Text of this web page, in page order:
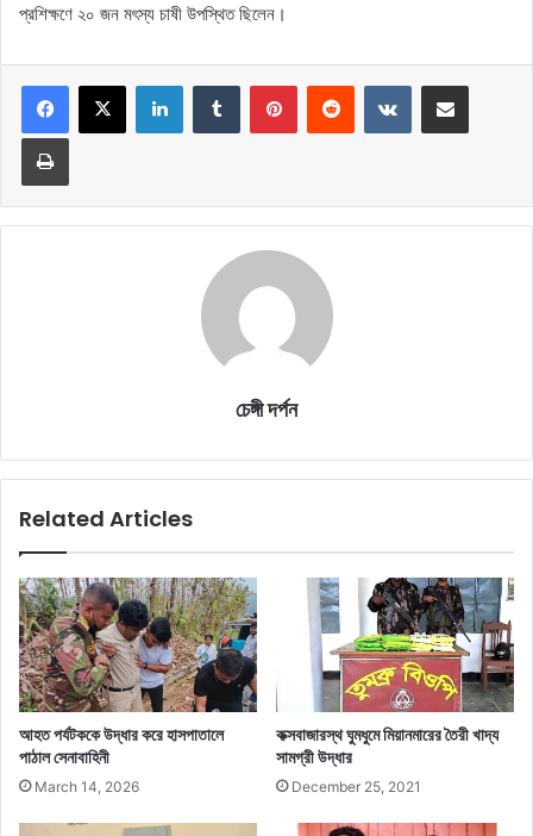
প্রশিক্ষণে ২০ জন মৎস্য চাষী উপস্থিত ছিলেন।
LinkedInTumblr PinterestReddit VKontakteShare via Email
Print
চেঙ্গী দর্পন
Related Articles
আহত পর্যটককে উদ্ধার করে হাসপাতালে
পাঠাল সেনাবাহিনী
March 14, 2026
কক্সবাজারস্থ ঘুমধুমে মিয়ানমারের তৈরী খাদ্য
সামগ্রী উদ্ধার
December 25, 2021